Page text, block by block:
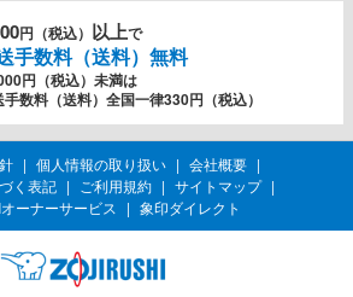
円（税込） 以上で
手数料（送料）無料
円（税込）未満は
手数料（送料）全国一律330円（税込）
個人情報の取り扱い
会社概要
く表記
ご利用規約
サイトマップ
ーナーサービス
象印ダイレクト